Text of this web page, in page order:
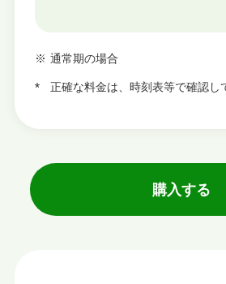
通常期の場合
正確な料⾦は、時刻表等で確認し
購入する
ウ